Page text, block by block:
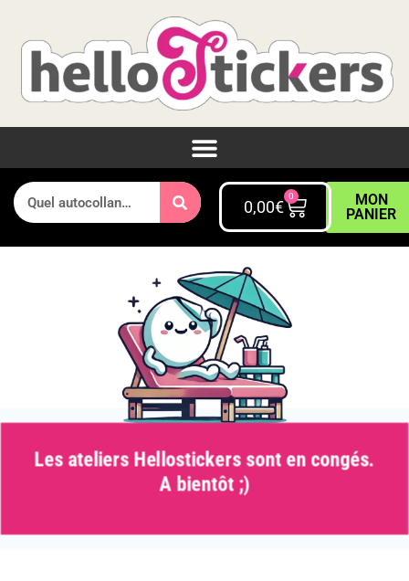
0,00€
0
MON
PANIER
Les ateliers Hellostickers sont en congés.
A bientôt ;)